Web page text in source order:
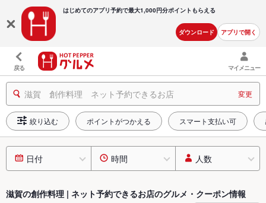
はじめてのアプリ予約で最大1,000円分ポイントもらえる
ダウンロード アプリで開く
戻る マイメニュー
滋賀 創作料理 ネット予約できるお店 変更
絞り込む ポイントがつかえる スマート支払い可
日付 時間 人数
滋賀の創作料理 | ネット予約できるお店のグルメ・クーポン情報